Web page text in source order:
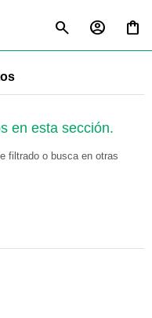
en esta sección.
filtrado o busca en otras